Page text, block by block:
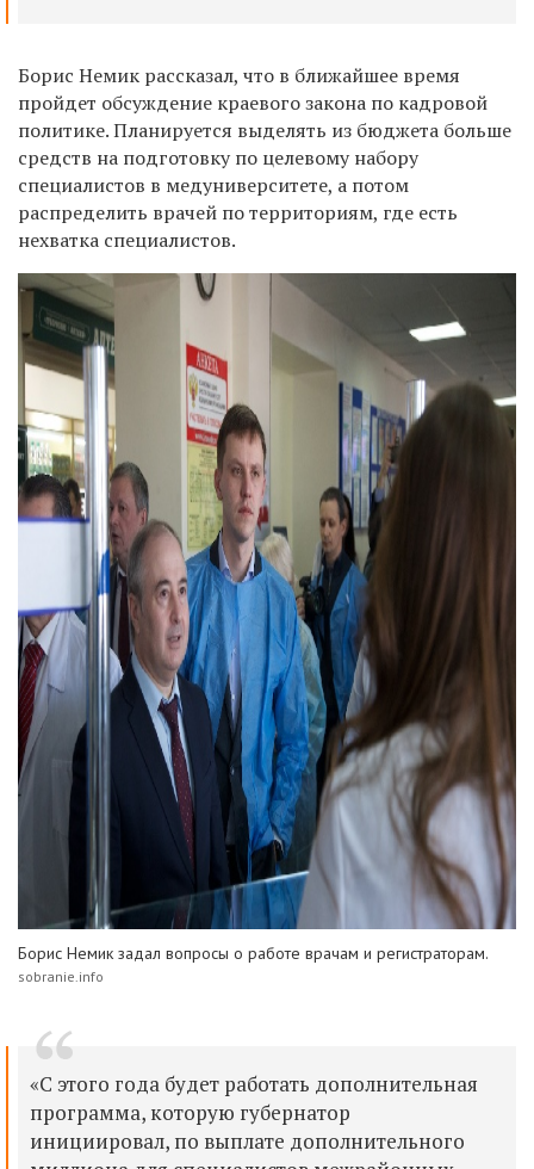
Борис Немик рассказал, что в ближайшее время
пройдет обсуждение краевого закона по кадровой
политике. Планируется выделять из бюджета больше
средств на подготовкупо целевому набору
специалистов в медуниверситете, а потом
распределить врачей по территориям, где есть
нехватка специалистов.
Борис Немик задал вопросы о работе врачам и регистраторам.
sobranie.info
«С этого года будет работать дополнительная
программа, которую губернатор
инициировал, по выплате дополнительного